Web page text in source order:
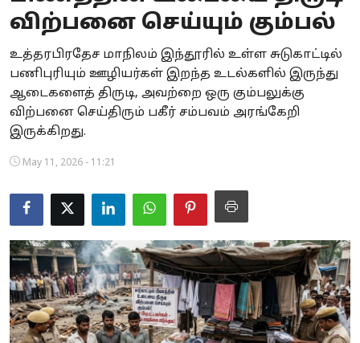
Business
Crime
Tamilnadu
National
World
Astrology
Spirituality
Weather
Politics
விற்பனை செய்யும் கும்பல்
உத்தரபிரதேச மாநிலம் இந்தூரில் உள்ள சுடுகாட்டில்
பணிபுரியும் ஊழியர்கள் இறந்த உடல்களில் இருந்து
ஆடைகளைத் திருடி, அவற்றை ஒரு கும்பலுக்கு
விற்பனை செய்திரும் பகீர் சம்பவம் அரங்கேறி
இருக்கிறது.
May 11, 2026 - 11:21